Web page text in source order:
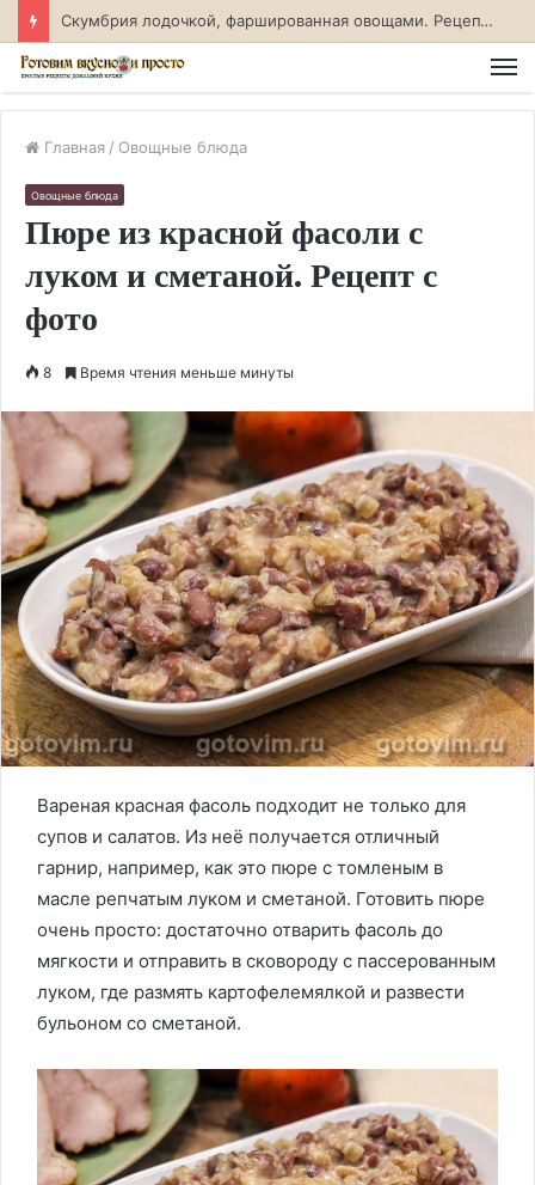
Скумбрия лодочкой, фаршированная овощами. Рецепт с фото
Главная / Овощные блюда
Овощные блюда
Пюре из красной фасоли с
луком и сметаной. Рецепт с
фото
8 Время чтения меньше минуты
Вареная красная фасоль подходит не только для
супов и салатов. Из неё получается отличный
гарнир, например, как это пюре с томленым в
масле репчатым луком и сметаной. Готовить пюре
очень просто: достаточно отварить фасоль до
мягкости и отправить в сковороду с пассерованным
луком, где размять картофелемялкой и развести
бульоном со сметаной.